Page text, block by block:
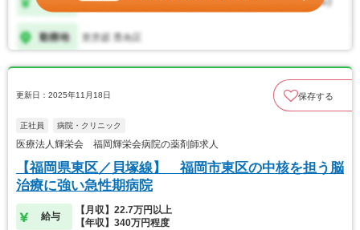
更新日：2025年11月18日 保存する
正社員 病院・クリニック
医療法人輝栄会 福岡輝栄会病院の薬剤師求人
【福岡県東区／貝塚線】 福岡市東区の中核を担う脳
治療に強い急性期病院
給与
【月収】22.7万円以上
【年収】340万円程度